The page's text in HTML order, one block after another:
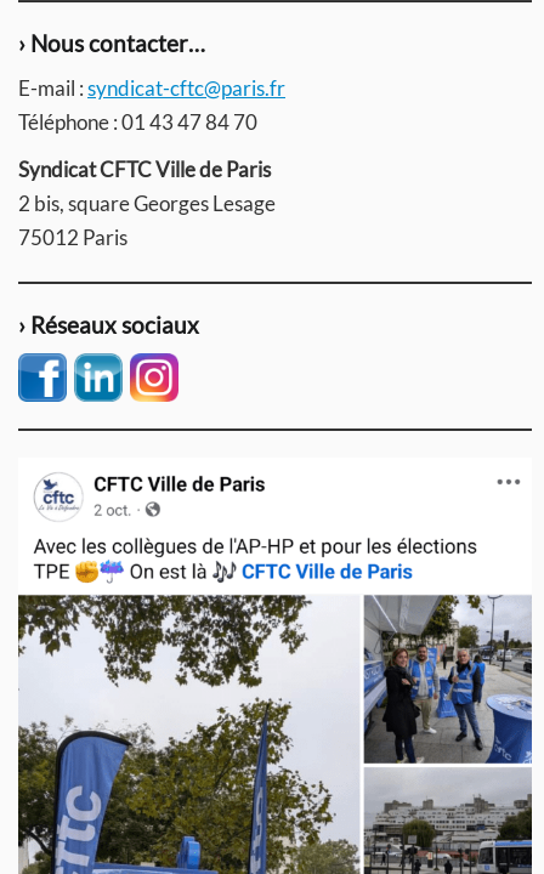
› Nous contacter…
E-mail :syndicat-cftc@paris.fr
Téléphone : 01 43 47 84 70
Syndicat CFTC Ville de Paris
2 bis, square Georges Lesage
75012 Paris
› Réseaux sociaux